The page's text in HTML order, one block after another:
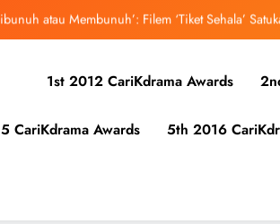
atau Membunuh’: Filem ‘Tiket Sehala’
iQIYI, Cheng Lei Bakal Buat Penampilan
atau Membunuh’: Filem ‘Tiket Sehala’
1st 2012 CariKdrama Awards
CariKdrama Awards 5th 2016